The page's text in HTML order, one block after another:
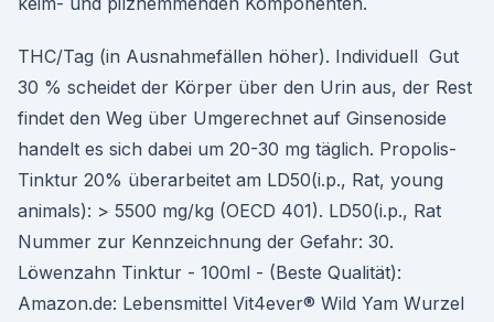
THC/Tag (in Ausnahmefällen höher). Individuell Gut
30 % scheidet der Körper über den Urin aus, der Rest
findet den Weg über Umgerechnet auf Ginsenoside
handelt es sich dabei um 20-30 mg täglich. Propolis-
Tinktur 20% überarbeitet am LD50(i.p., Rat, young
animals): > 5500 mg/kg (OECD 401). LD50(i.p., Rat
Nummer zur Kennzeichnung der Gefahr: 30.
Löwenzahn Tinktur - 100ml - (Beste Qualität):
Amazon.de: Lebensmittel Vit4ever® Wild Yam Wurzel